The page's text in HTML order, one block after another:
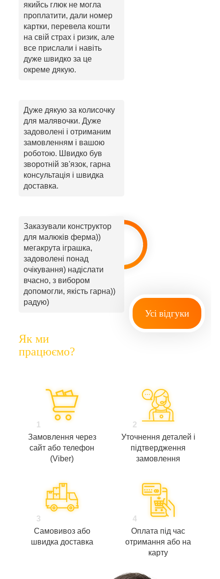
якийсь глюк не могла
проплатити, дали номер
картки, перевела кошти
на свій страх і ризик, але
все прислали і навіть
дуже швидко за це
окреме дякую.
Дуже дякую за колисочку
для малявочки. Дуже
задоволені і отриманим
замовленням і вашою
роботою. Швидко був
зворотній зв'язок, гарна
консультація і швидка
доставка.
Заказували конструктор
для малюків ферма))
мегакрута іграшка,
задоволені понад
очікування) надіслати
вчасно, з вибором
допомогли, якість гарна))
радую)
Усі відгуки
Як ми
працюємо?
1
Замовлення через
сайт або телефон
(Viber)
2
Уточнення деталей і
підтвердження
замовлення
3
Самовивоз або
швидка доставка
4
Оплата під час
отримання або на
карту